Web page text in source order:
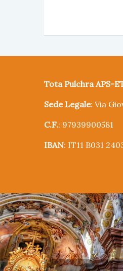
Tota Pulchra APS-
Sede Legale: Via
C.F.: 97939900581
IBAN: IT11 B031